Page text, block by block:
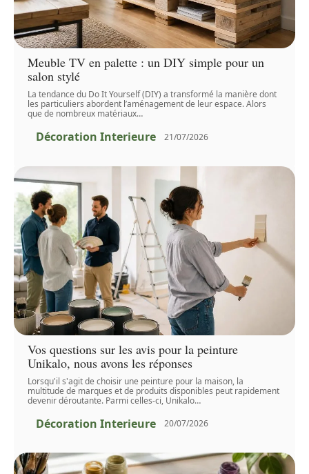
Meuble TV en palette : un DIY simple pour un
salon stylé
La tendance du Do It Yourself (DIY) a transformé la manière dont
les particuliers abordent l’aménagement de leur espace. Alors
que de nombreux matériaux…
Décoration Interieure 21/07/2026
Vos questions sur les avis pour la peinture
Unikalo, nous avons les réponses
Lorsqu'il s'agit de choisir une peinture pour la maison, la
multitude de marques et de produits disponibles peut rapidement
devenir déroutante. Parmi celles-ci, Unikalo…
Décoration Interieure 20/07/2026